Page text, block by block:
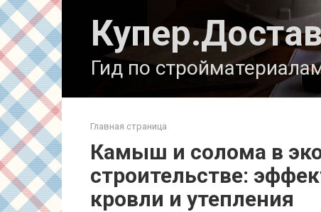
Перейти
к
контенту
Гид по
Главная страница
Камыш и солома в
строительстве:
кровли и утепления